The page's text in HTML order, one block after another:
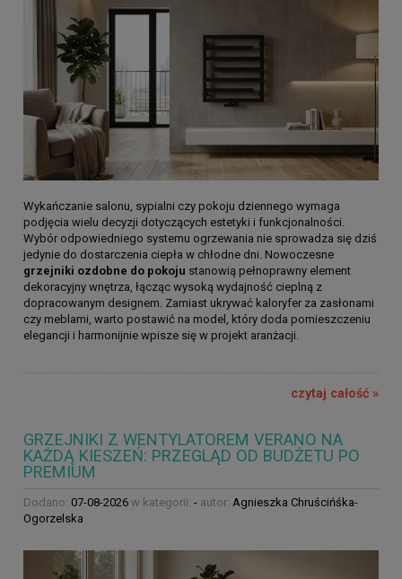
Wykańczanie salonu, sypialni czy pokoju dziennego wymaga
podjęcia wielu decyzji dotyczących estetyki i funkcjonalności.
Wybór odpowiedniego systemu ogrzewania nie sprowadza się dziś
jedynie do dostarczenia ciepła w chłodne dni. Nowoczesne
grzejniki ozdobne do pokoju stanowią pełnoprawny element
dekoracyjny wnętrza, łącząc wysoką wydajność cieplną z
dopracowanym designem. Zamiast ukrywać kaloryfer za zasłonami
czy meblami, warto postawić na model, który doda pomieszczeniu
elegancji i harmonijnie wpisze się w projekt aranżacji.
czytaj całość »
GRZEJNIKI Z WENTYLATOREM VERANO NA
KAŻDĄ KIESZEŃ: PRZEGLĄD OD BUDŻETU PO
PREMIUM
Dodano: 07-08-2026 w kategorii: - autor: Agnieszka Chruścińśka-
Ogorzelska